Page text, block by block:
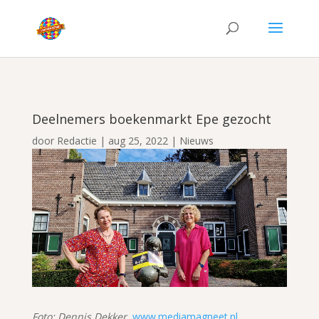
Deelnemers boekenmarkt Epe gezocht
door Redactie | aug 25, 2022| Nieuws
Foto: Dennis Dekker, www.mediamagneet.nl